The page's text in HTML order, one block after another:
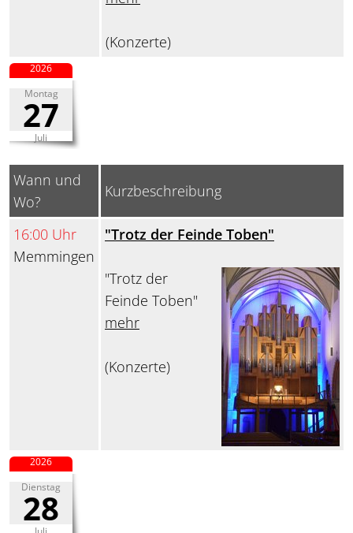
(Konzerte)
Montag
27
Juli
2026
Wann und
Wo?
Kurzbeschreibung
16:00 Uhr
Memmingen
"Trotz der Feinde Toben"
"Trotz der
Feinde Toben"
mehr
(Konzerte)
Dienstag
28
2026